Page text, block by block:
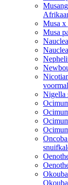
Musa x
Musa
Nigella